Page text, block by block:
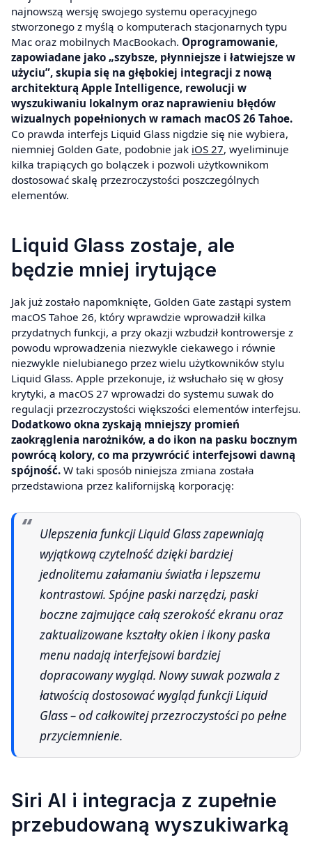
najnowszą wersję swojego systemu operacyjnego
stworzonego z myślą o komputerach stacjonarnych typu
Mac oraz mobilnych MacBookach. Oprogramowanie,
zapowiadane jako „szybsze, płynniejsze i łatwiejsze w
użyciu”, skupia się na głębokiej integracji z nową
architekturą Apple Intelligence, rewolucji w
wyszukiwaniu lokalnym oraz naprawieniu błędów
wizualnych popełnionych w ramach macOS 26 Tahoe.
Co prawda interfejs Liquid Glass nigdzie się nie wybiera,
niemniej Golden Gate, podobnie jak iOS 27, wyeliminuje
kilka trapiących go bolączek i pozwoli użytkownikom
dostosować skalę przezroczystości poszczególnych
elementów.
Liquid Glass zostaje, ale
będzie mniej irytujące
Jak już zostało napomknięte, Golden Gate zastąpi system
macOS Tahoe 26, który wprawdzie wprowadził kilka
przydatnych funkcji, a przy okazji wzbudził kontrowersje z
powodu wprowadzenia niezwykle ciekawego i równie
niezwykle nielubianego przez wielu użytkowników stylu
Liquid Glass. Apple przekonuje, iż wsłuchało się w głosy
krytyki, a macOS 27 wprowadzi do systemu suwak do
regulacji przezroczystości większości elementów interfejsu.
Dodatkowo okna zyskają mniejszy promień
zaokrąglenia narożników, a do ikon na pasku bocznym
powrócą kolory, co ma przywrócić interfejsowi dawną
spójność. W taki sposób niniejsza zmiana została
przedstawiona przez kalifornijską korporację:
Ulepszenia funkcji Liquid Glass zapewniają
wyjątkową czytelność dzięki bardziej
jednolitemu załamaniu światła i lepszemu
kontrastowi. Spójne paski narzędzi, paski
boczne zajmujące całą szerokość ekranu oraz
zaktualizowane kształty okien i ikony paska
menu nadają interfejsowi bardziej
dopracowany wygląd. Nowy suwak pozwala z
łatwością dostosować wygląd funkcji Liquid
Glass – od całkowitej przezroczystości po pełne
przyciemnienie.
Siri AI i integracja z zupełnie
przebudowaną wyszukiwarką